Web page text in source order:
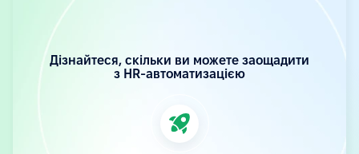
Дізнайтеся, скільки ви можете заощадити
з HR-автоматизацією